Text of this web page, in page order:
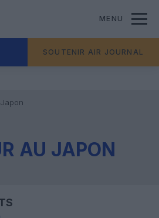
MENU
SOUTENIR AIR JOURNAL
AU JAPON